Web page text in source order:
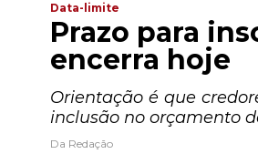
Data-limite
Prazo para
encerra hoje
Orientação é que
inclusão no orçamento
Da Redação